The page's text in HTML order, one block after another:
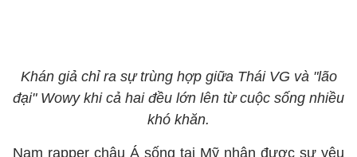
Khán giả chỉ ra sự trùng hợp giữa Thái VG và "lão
đại" Wowy khi cả hai đều lớn lên từ cuộc sống nhiều
khó khăn.
Nam rapper châu Á sống tại Mỹ nhận được sự yêu